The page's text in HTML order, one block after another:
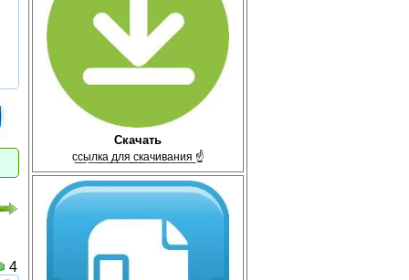
Скачать
с̲с̲ы̲л̲к̲а̲ ̲д̲л̲я̲ ̲с̲к̲а̲ч̲и̲в̲а̲н̲и̲я̲ ☝
4